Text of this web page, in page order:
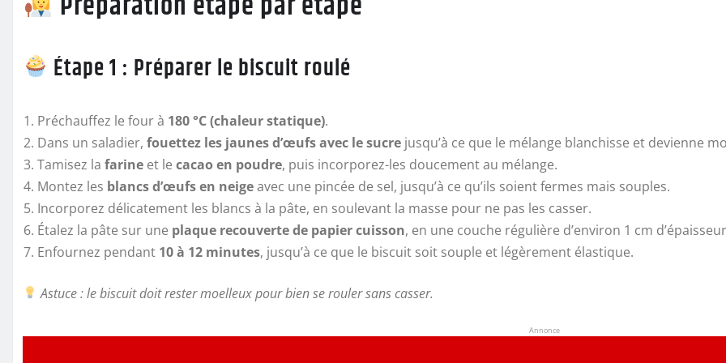
Étape 1 : Préparer le biscuit roulé
Préchauffez le four à 180 °C (chaleur statique).
Dans un saladier, fouettez les jaunes d’œufs avec le sucre jusqu’à ce que le mélange blanchisse et devienne
Tamisez la farine et le cacao en poudre, puis incorporez-les doucement au mélange.
Montez les blancs d’œufs en neigeavec une pincée de sel, jusqu’à ce qu’ils soient fermes mais souples.
Incorporez délicatement les blancs à la pâte, en soulevant la masse pour ne pas les casser.
Étalez la pâte sur une plaque recouverte de papier cuisson, en une couche régulière d’environ 1 cm
Enfournez pendant 10 à 12 minutes, jusqu’à ce que le biscuit soit souple et légèrement élastique.
Astuce : le biscuit doit rester moelleux pour bien se rouler sans casser.
Annonce